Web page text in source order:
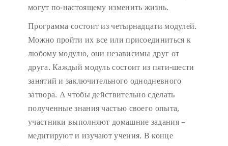
могут по-настоящему изменить жизнь.
Программа состоит из четырнадцати модулей.
Можно пройти их все или присоединиться к
любому модулю, они независимы друг от
друга. Каждый модуль состоит из пяти-шести
занятий и заключительного однодневного
затвора. А чтобы действительно сделать
полученные знания частью своего опыта,
участники выполняют домашние задания –
медитируют и изучают учения. В конце